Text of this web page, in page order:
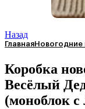
Назад
Главная
Коробка
Весёлый
(моноблок с